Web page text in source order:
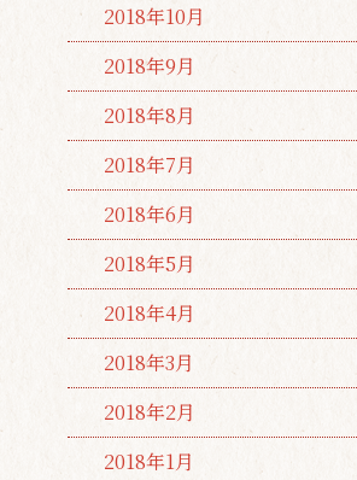
2018年10月
2018年9月
2018年8月
2018年7月
2018年6月
2018年5月
2018年4月
2018年3月
2018年2月
2018年1月